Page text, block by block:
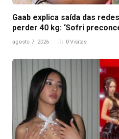
Gaab explica saída das
perder 40 kg: ‘Sofri
agosto 7, 2026 0 Visitas